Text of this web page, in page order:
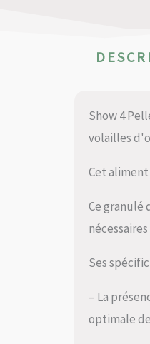
Show 4
volailles
Cet
Ce granulé
Ses
– La
optimale